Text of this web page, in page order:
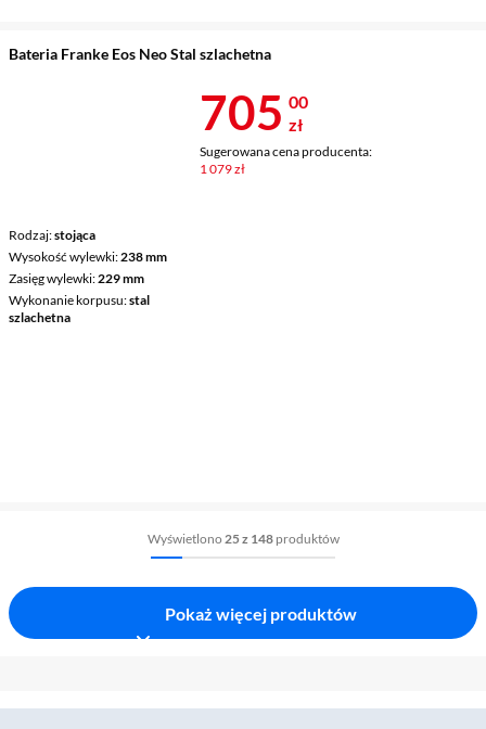
Bateria Franke Eos Neo Stal szlachetna
Rodzaj stojąca
Wysokość wylewki 238 mm
Zasięg wylewki 229 mm
Wykonanie korpusu stal
szlachetna
Cena 705 zł
705 00
zł
Sugerowana cena producenta:
1 079 zł
Wyświetlono 25 z 148 produktów
Pokaż więcej produktów